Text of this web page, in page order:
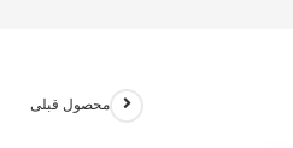
محصول قبلی